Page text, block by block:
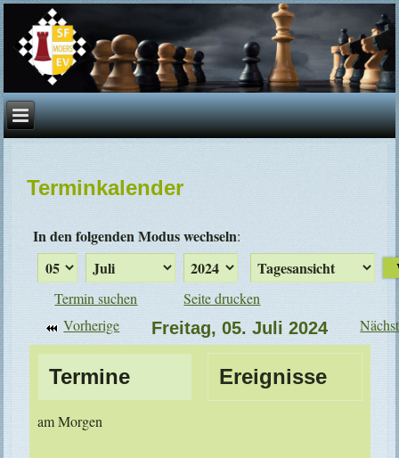
Terminkalender
In den folgenden Modus wechseln:
Termin suchen
Seite drucken
Vorherige
Freitag, 05. Juli 2024
Termine
am Morgen
Ereignisse